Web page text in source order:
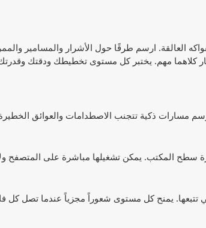
العالقة. ارسم طرقًا حول الأشرار والمسامير
كلاهما مهم. يختبر كل مستوى تخطيطك ودقتك
مسارات ذكية تتجنب الاصطدامات والعوائق
يمنح كل مستوى شعوراً مجزياً عندما تصل كل